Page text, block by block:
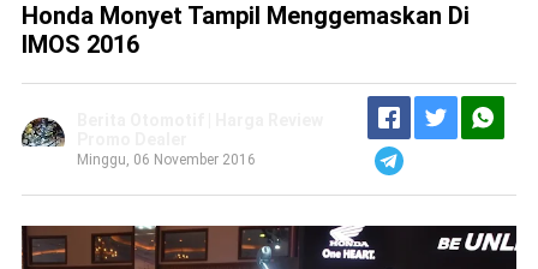
Honda Monyet Tampil Menggemaskan Di
IMOS 2016
Minggu, 06 November 2016